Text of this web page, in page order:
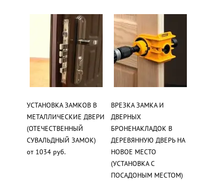
УСТАНОВКА ЗАМКОВ В
МЕТАЛЛИЧЕСКИЕ ДВЕРИ
(ОТЕЧЕСТВЕННЫЙ
СУВАЛЬДНЫЙ ЗАМОК)
от 1034 руб.
ВРЕЗКА ЗАМКА И
ДВЕРНЫХ
БРОНЕНАКЛАДОК В
ДЕРЕВЯННУЮ ДВЕРЬ НА
НОВОЕ МЕСТО
(УСТАНОВКА С
ПОСАДОНЫМ МЕСТОМ)